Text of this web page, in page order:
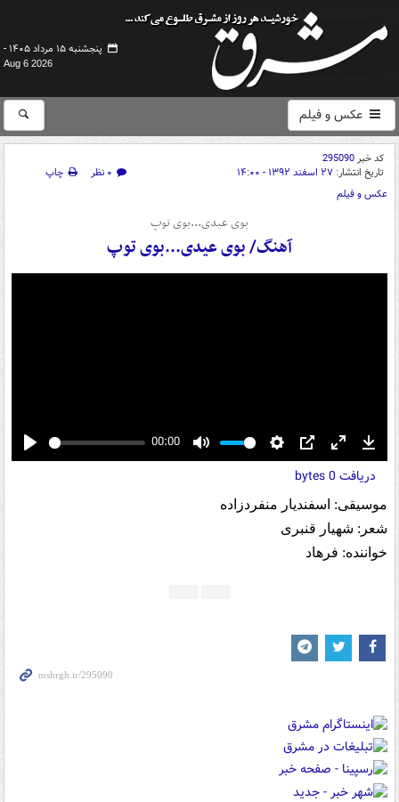
پنجشنبه ۱۵ مرداد ۱۴۰۵ -
Aug 6 2026
عکس و فیلم
کد خبر295090
تاریخ انتشار: ۲۷ اسفند ۱۳۹۲ - ۱۴:۰۰ ۰ نظر
چاپ
عکس و فیلم
بوی عیدی...بوی توپ
آهنگ/ بوی عیدی...بوی توپ
Play
00:00
Mute Settings
PIP Enter
fullscreen
دریافت 0 bytes
موسیقی: اسفندیار منفردزاده
شعر: شهیار قنبری
خواننده: فرهاد